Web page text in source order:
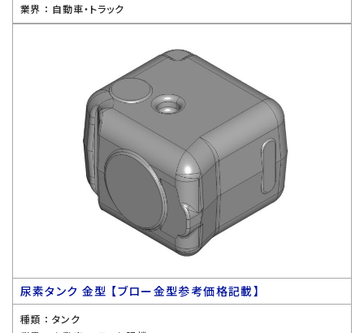
業界 ： 自動車・トラック
尿素タンク 金型 【ブロー金型参考価格記載】
種類 ： タンク